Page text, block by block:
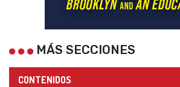
MÁS SECCIONES
CONTENIDOS